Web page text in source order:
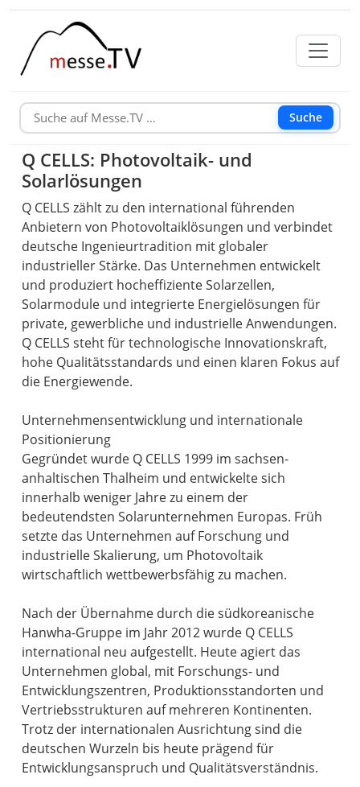
Suche
Q CELLS: Photovoltaik- und
Solarlösungen
Q CELLS zählt zu den international führenden
Anbietern von Photovoltaiklösungen und verbindet
deutsche Ingenieurtradition mit globaler
industrieller Stärke. Das Unternehmen entwickelt
und produziert hocheffiziente Solarzellen,
Solarmodule und integrierte Energielösungen für
private, gewerbliche und industrielle Anwendungen.
Q CELLS steht für technologische Innovationskraft,
hohe Qualitätsstandards und einen klaren Fokus auf
die Energiewende.
Unternehmensentwicklung und internationale
Positionierung
Gegründet wurde Q CELLS 1999 im sachsen-
anhaltischen Thalheim und entwickelte sich
innerhalb weniger Jahre zu einem der
bedeutendsten Solarunternehmen Europas. Früh
setzte das Unternehmen auf Forschung und
industrielle Skalierung, um Photovoltaik
wirtschaftlich wettbewerbsfähig zu machen.
Nach der Übernahme durch die südkoreanische
Hanwha-Gruppe im Jahr 2012 wurde Q CELLS
international neu aufgestellt. Heute agiert das
Unternehmen global, mit Forschungs- und
Entwicklungszentren, Produktionsstandorten und
Vertriebsstrukturen auf mehreren Kontinenten.
Trotz der internationalen Ausrichtung sind die
deutschen Wurzeln bis heute prägend für
Entwicklungsanspruch und Qualitätsverständnis.